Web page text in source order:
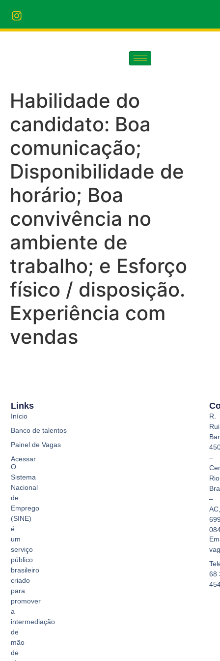
Habilidade do
candidato: Boa
comunicação;
Disponibilidade de
horário; Boa
convivência no
ambiente de
trabalho; e Esforço
físico / disposição.
Experiência com
vendas
O
Sistema
Nacional
de
Emprego
(SINE)
é
um
serviço
público
brasileiro
criado
para
promover
a
intermediação
de
mão
de
Links
Início
Banco de talentos
Painel de Vagas
Acessar
R.
Rui
–
Rio
–
AC,
68